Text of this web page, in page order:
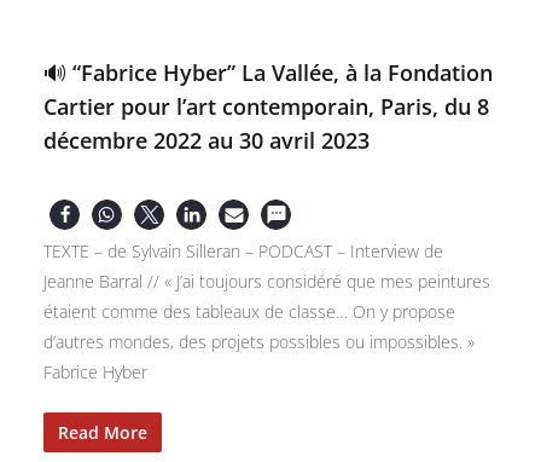
🔊 “Fabrice Hyber” La Vallée, à la Fondation
Cartier pour l’art contemporain, Paris, du 8
décembre 2022 au 30 avril 2023
TEXTE – de Sylvain Silleran – PODCAST – Interview de
Jeanne Barral // « J’ai toujours considéré que mes peintures
étaient comme des tableaux de classe… On y propose
d’autres mondes, des projets possibles ou impossibles. »
Fabrice Hyber
Read More